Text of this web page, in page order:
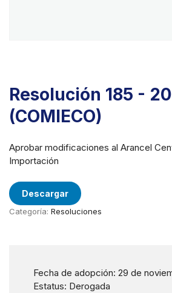
Resolución 185 -
(COMIECO)
Aprobar modificaciones al Arancel
Importación
Descargar
Categoría: Resoluciones
Fecha de adopción: 29 de
Estatus: Derogada